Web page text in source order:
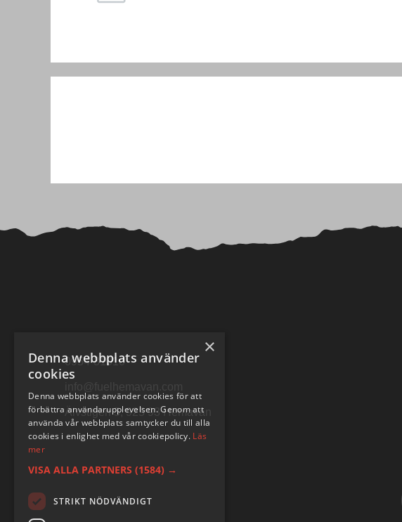
0954-31010
Älvstigen 5, 925 93 Hemavan
×
Denna webbplats använder
cookies
Denna webbplats använder cookies för att
förbättra användarupplevelsen. Genom att
använda vår webbplats samtycker du till alla
cookies i enlighet med vår cookiepolicy. Läs
mer
VISA ALLA PARTNERS (1584) →
STRIKT NÖDVÄNDIGT